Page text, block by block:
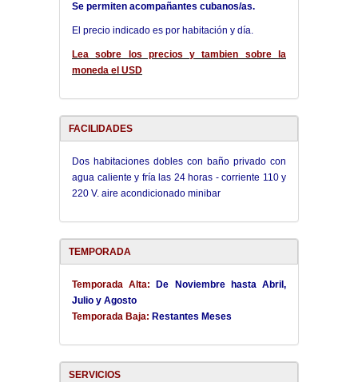
Se permiten acompañantes cubanos/as.
El precio indicado es por habitación y día.
Lea sobre los precios y tambien sobre la
moneda el USD
FACILIDADES
Dos habitaciones dobles con baño privado con
agua caliente y fría las 24 horas - corriente 110 y
220 V. aire acondicionado minibar
TEMPORADA
Temporada Alta:
De Noviembre hasta Abril,
Julio y Agosto
Temporada Baja: Restantes Meses
SERVICIOS